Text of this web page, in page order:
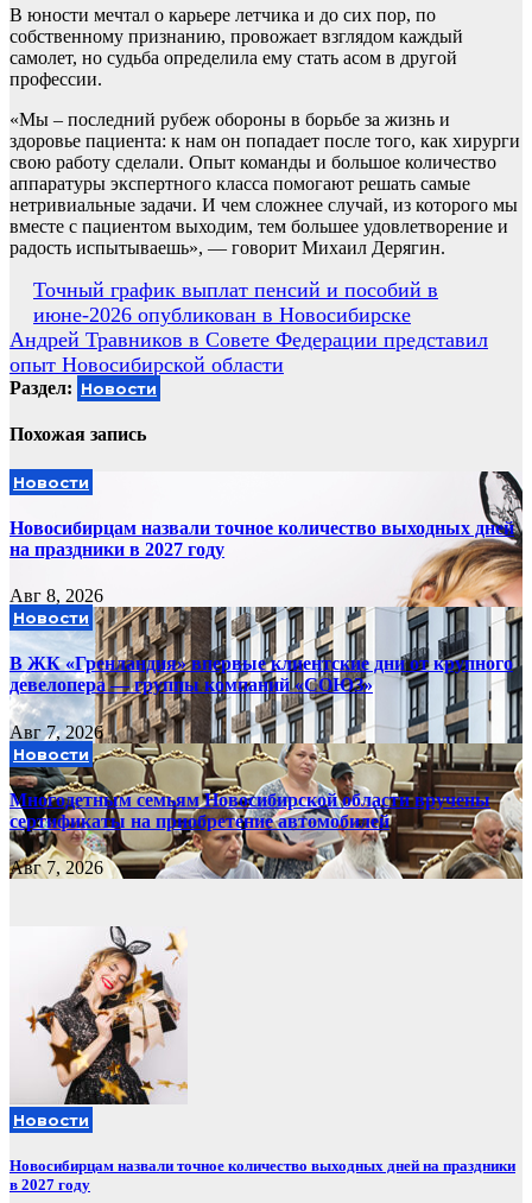
В юности мечтал о карьере летчика и до сих пор, по
собственному признанию, провожает взглядом каждый
самолет, но судьба определила ему стать асом в другой
профессии.
«Мы – последний рубеж обороны в борьбе за жизнь и
здоровье пациента: к нам он попадает после того, как хирурги
свою работу сделали. Опыт команды и большое количество
аппаратуры экспертного класса помогают решать самые
нетривиальные задачи. И чем сложнее случай, из которого мы
вместе с пациентом выходим, тем большее удовлетворение и
радость испытываешь», — говорит Михаил Дерягин.
Навигация
по
записям
Точный график выплат пенсий и пособий в
июне-2026 опубликован в Новосибирске
Андрей Травников в Совете Федерации представил
опыт Новосибирской области
Раздел: Новости
Похожая запись
Новости
Новосибирцам назвали точное количество выходных дней
на праздники в 2027 году
Авг 8, 2026
Новости
В ЖК «Гренландия» впервые клиентские дни от крупного
девелопера — группы компаний «СОЮЗ»
Авг 7, 2026
Новости
Многодетным семьям Новосибирской области вручены
сертификаты на приобретение автомобилей
Авг 7, 2026
Новости
Новосибирцам назвали точное количество выходных дней на праздники
в 2027 году